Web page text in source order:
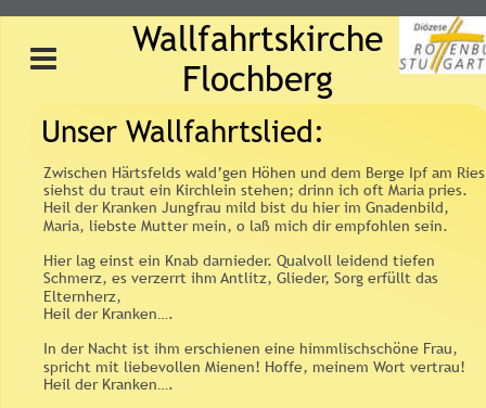
Unser Wallfahrtslied:
Wallfahrtskirche
Flochberg
Zwischen Härtsfelds wald’gen Höhen und dem Berge Ipf am
siehst du traut ein Kirchlein stehen; drinn ich oft Maria pries.
Heil der Kranken Jungfrau mild bist du hier im Gnadenbild,
Maria, liebste Mutter mein, o laß mich dir empfohlen sein.
Hier lag einst ein Knab darnieder. Qualvoll leidend tiefen
Schmerz, es verzerrt ihm Antlitz, Glieder, Sorg erfüllt das
Elternherz,
Heil der Kranken….
In der Nacht ist ihm erschienen eine himmlischschöne Frau,
spricht mit liebevollen Mienen! Hoffe, meinem Wort vertrau!
Heil der Kranken….